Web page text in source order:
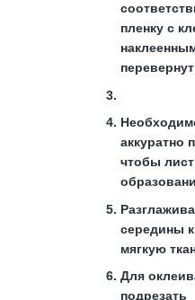
пленку с
аккуратно
чтобы
середины
мягкую
Для
подрезать